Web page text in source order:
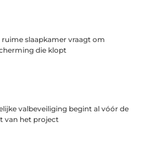
ruime slaapkamer vraagt om
die klopt
valbeveiliging begint al vóór de
van het project